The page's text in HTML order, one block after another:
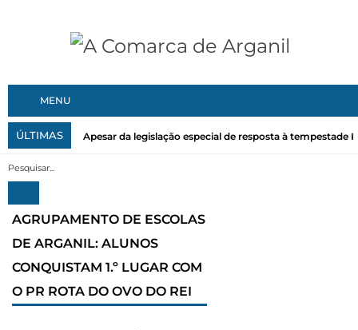
MENU
ÚLTIMAS Apesar da legislação especial de resposta à tempestade
AGRUPAMENTO DE ESCOLAS
DE ARGANIL: ALUNOS
CONQUISTAM 1.º LUGAR COM
O PR ROTA DO OVO DO REI